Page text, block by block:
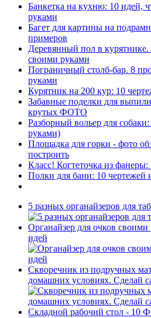
Банкетка на кухню: 10 идей,
руками
Багет для картины на
примеров
Деревянный пол в
своими руками
Пограничный столб-бар. 8
руками
Курятник на 200 кур: 10
Забавные поделки для
крутых ФОТО
Разборный вольер для
руками)
Площадка для горки - фото
построить
Класс! Когтеточка из
Полки для бани: 10 чертежей
5 разных органайзеров для
Органайзер для очков
идей
Скворечник из подручных
домашних условиях. Сделай
Складной рабочий стол - 10